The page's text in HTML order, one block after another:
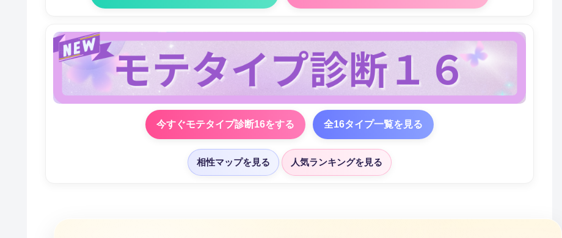
今すぐモテタイプ診断16をする 全16タイプ一覧を見る
相性マップを見る 人気ランキングを見る